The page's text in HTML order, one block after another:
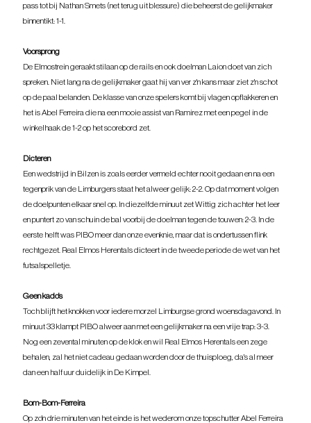
pass tot bij Nathan Smets (net terug uit blessure) die beheerst de gelijkmaker
binnentikt: 1-1.
Voorsprong
De Elmostrein geraakt stilaan op de rails en ook doelman Laion doet van zich
spreken. Niet lang na de gelijkmaker gaat hij van ver z'n kans maar ziet z'n schot
op de paal belanden. De klasse van onze spelers komt bij vlagen opflakkeren en
het is Abel Ferreira die na een mooie assist van Ramirez met een pegel in de
winkelhaak de 1-2 op het scorebord zet.
Dicteren
Een wedstrijd in Bilzen is zoals eerder vermeld echter nooit gedaan en na een
tegenprik van de Limburgers staat het alweer gelijk: 2-2. Op dat moment volgen
de doelpunten elkaar snel op. In diezelfde minuut zet Wittig zich achter het leer
en puntert zo van schuin de bal voorbij de doelman tegen de touwen: 2-3. In de
eerste helft was PIBO meer dan onze evenknie, maar dat is ondertussen flink
rechtgezet. Real Elmos Herentals dicteert in de tweede periode de wet van het
futsalspelletje.
Geen kado's
Toch blijft het knokken voor iedere morzel Limburgse grond woensdagavond. In
minuut 33 klampt PIBO alweer aan met een gelijkmaker na een vrije trap: 3-3.
Nog een zevental minuten op de klok en wil Real Elmos Herentals een zege
behalen, zal het niet cadeau gedaan worden door de thuisploeg, da's al meer
dan een half uur duidelijk in De Kimpel.
Bom-Bom-Ferreira
Op zo'n drie minuten van het einde is het wederom onze topschutter Abel Ferreira